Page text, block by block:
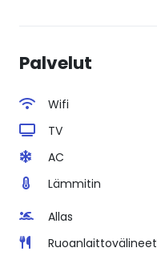
Palvelut
Wifi
TV
AC
Lämmitin
Allas
Ruoanlaittovälineet